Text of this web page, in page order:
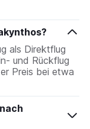
als Direktflug
und Rückflug
Preis bei etwa